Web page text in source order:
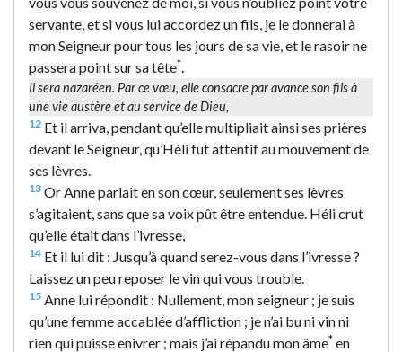
servante, et si vous lui accordez un fils, je le donnerai à
mon Seigneur pour tous les jours de sa vie, et le rasoir ne
passera point sur sa tête*
Il sera nazaréen. Par ce vœu, elle consacre par avance son fils à
une vie austère et au service de Dieu,
12 Et il arriva, pendant qu’elle multipliait ainsi ses prières
devant le Seigneur, qu’Héli fut attentif au mouvement de
ses lèvres.
13 Or Anne parlait en son cœur, seulement ses lèvres
s’agitaient, sans que sa voix pût être entendue. Héli crut
qu’elle était dans l’ivresse,
14 Et il lui dit : Jusqu’à quand serez-vous dans l’ivresse ?
Laissez un peu reposer le vin qui vous trouble.
15 Anne lui répondit : Nullement, mon seigneur ; je suis
qu’une femme accablée d’affliction ; je n’ai bu ni vin ni
rien qui puisse enivrer ; mais j’ai répandu mon âme* en